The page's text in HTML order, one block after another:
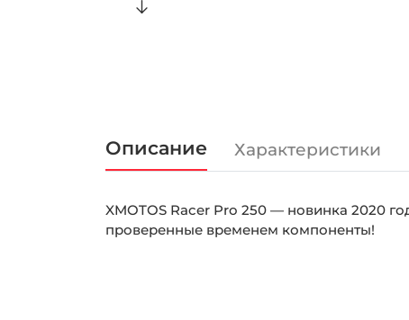
Описание Характеристики
XMOTOS Racer Pro 250 — новинка 2020
проверенные временем компоненты!